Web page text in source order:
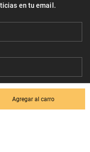
Agregar al carro
en tu email.